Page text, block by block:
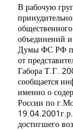
В рабочую
объединений
Думы ФС РФ
от
Габора Т.Г.
сообщается
именно о
России по
достигшего